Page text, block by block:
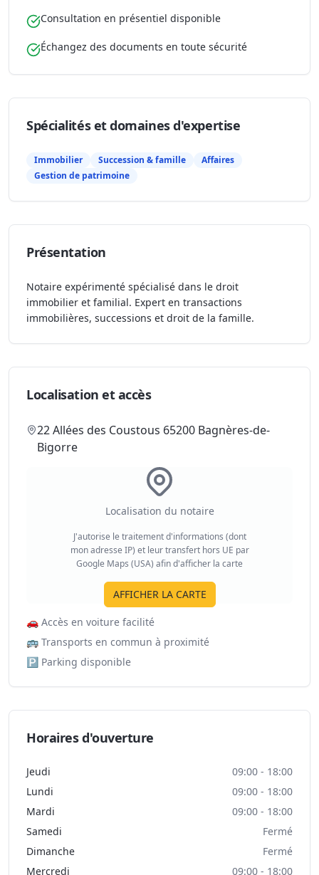
Consultation en présentiel disponible
Échangez des documents en toute sécurité
Spécialités et domaines d'expertise
Immobilier Succession & famille
Affaires
Gestion de patrimoine
Présentation
Notaire expérimenté spécialisé dans le droit
immobilier et familial. Expert en transactions
immobilières, successions et droit de la famille.
Localisation et accès
22 Allées des Coustous 65200 Bagnères-de-
Bigorre
Localisation du notaire
J'autorise le traitement d'informations (dont
mon adresse IP) et leur transfert hors UE par
Google Maps (USA) afin d'afficher la carte
AFFICHER LA CARTE
🚗 Accès en voiture facilité
🚌 Transports en commun à proximité
🅿️ Parking disponible
Horaires d'ouverture
Jeudi
09:00 - 18:00
Lundi
09:00 - 18:00
Mardi
09:00 - 18:00
Samedi
Fermé
Dimanche
Fermé
Mercredi
09:00 - 18:00